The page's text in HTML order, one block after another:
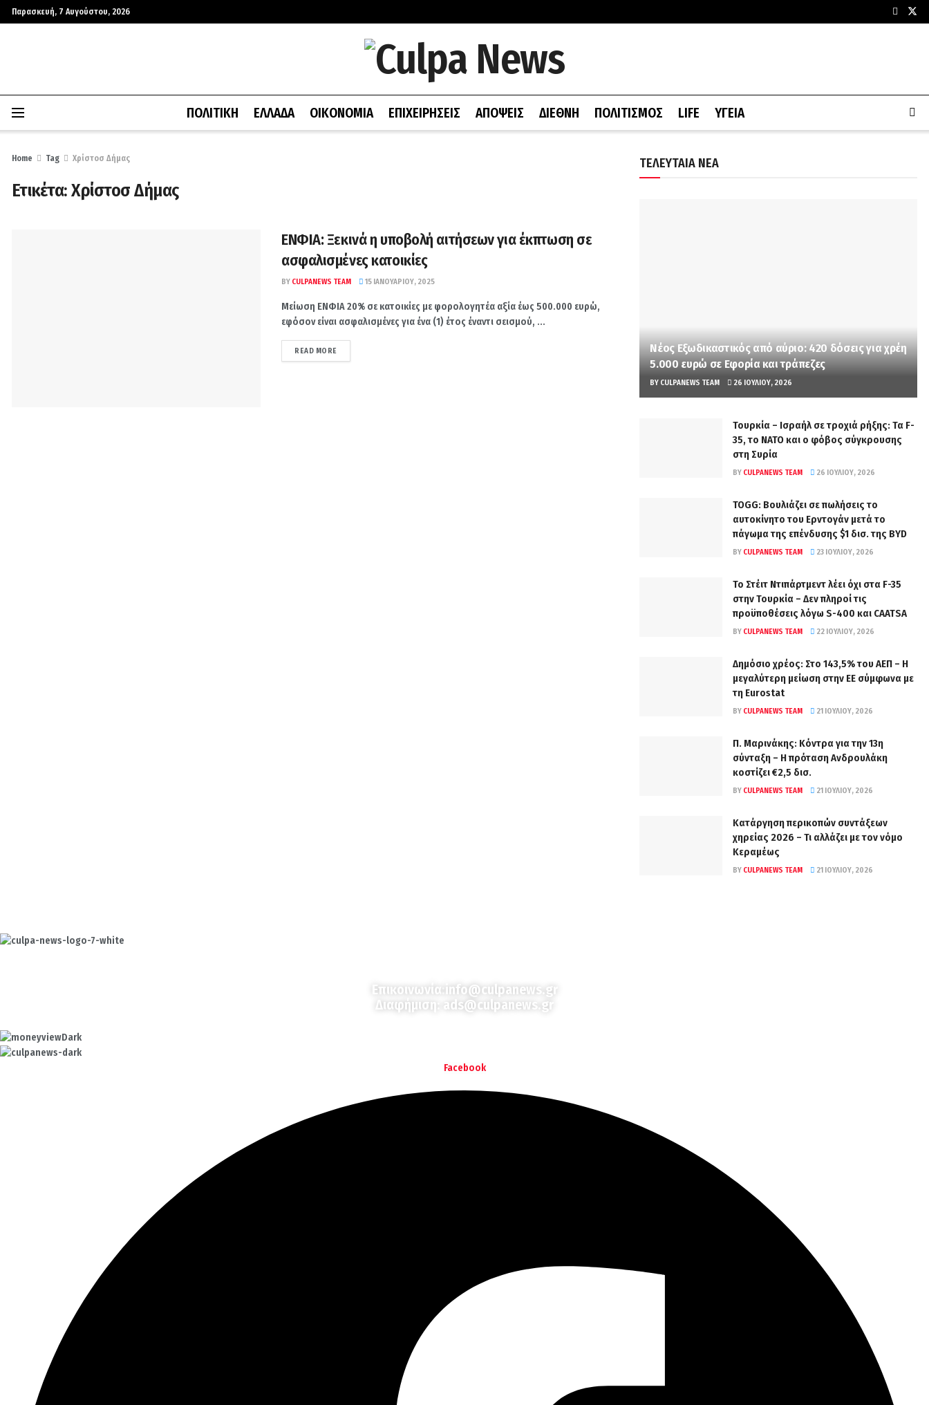
Παρασκευή, 7 Αυγούστου, 2026
ΠΟΛΙΤΙΚΗ ΕΛΛΑΔΑ ΟΙΚΟΝΟΜΙΑ ΕΠΙΧΕΙΡΗΣΕΙΣ ΑΠΟΨΕΙΣ ΔΙΕΘΝΗ ΠΟΛΙΤΙΣΜΟΣ LIFE ΥΓΕΙΑ
Home Tag Χρίστοσ Δήμας
Ετικέτα:Χρίστοσ Δήμας
ΕΝΦΙΑ: Ξεκινά η υποβολή αιτήσεων για έκπτωση σε
ασφαλισμένες κατοικίες
BY CULPANEWS TEAM 15 ΙΑΝΟΥΑΡΊΟΥ, 2025
Μείωση ΕΝΦΙΑ 20% σε κατοικίες με φορολογητέα αξία έως 500.000 ευρώ,
εφόσον είναι ασφαλισμένες για ένα (1) έτος έναντι σεισμού, ...
READ MORE
ΤΕΛΕΥΤΑΙΑ ΝΕΑ
Νέος Εξωδικαστικός από αύριο: 420 δόσεις για χρέη
5.000 ευρώ σε Εφορία και τράπεζες
BY CULPANEWS TEAM 26 ΙΟΥΛΊΟΥ, 2026
Τουρκία – Ισραήλ σε τροχιά ρήξης: Τα F-
35, το ΝΑΤΟ και ο φόβος σύγκρουσης
στη Συρία
BY CULPANEWS TEAM 26 ΙΟΥΛΊΟΥ, 2026
TOGG: Βουλιάζει σε πωλήσεις το
αυτοκίνητο του Ερντογάν μετά το
πάγωμα της επένδυσης $1 δισ. της BYD
BY CULPANEWS TEAM 23 ΙΟΥΛΊΟΥ, 2026
Το Στέιτ Ντιπάρτμεντ λέει όχι στα F-35
στην Τουρκία – Δεν πληροί τις
προϋποθέσεις λόγω S-400 και CAATSA
BY CULPANEWS TEAM 22 ΙΟΥΛΊΟΥ, 2026
Δημόσιο χρέος: Στο 143,5% του ΑΕΠ – Η
μεγαλύτερη μείωση στην ΕΕ σύμφωνα με
τη Eurostat
BY CULPANEWS TEAM 21 ΙΟΥΛΊΟΥ, 2026
Π. Μαρινάκης: Κόντρα για την 13η
σύνταξη – Η πρόταση Ανδρουλάκη
κοστίζει €2,5 δισ.
BY CULPANEWS TEAM 21 ΙΟΥΛΊΟΥ, 2026
Κατάργηση περικοπών συντάξεων
χηρείας 2026 – Τι αλλάζει με τον νόμο
Κεραμέως
BY CULPANEWS TEAM 21 ΙΟΥΛΊΟΥ, 2026
Επικοινωνία:
info@culpanews.gr
Διαφήμιση:
ads@culpanews.gr
Facebook